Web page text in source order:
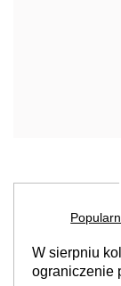
W sierpniu
ograniczenie